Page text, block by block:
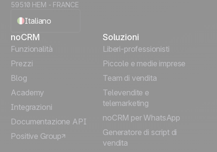
59510 HEM - FRANCE
Italiano
English
Español
Português
Deutsch
noCRM
Funzionalità
Prezzi
Blog
Academy
Integrazioni
Documentazione API
Positive Group
Soluzioni
Liberi-professionisti
Piccole e medie imprese
Team di vendita
Televendite e
telemarketing
noCRM per WhatsApp
Generatore di script di
vendita